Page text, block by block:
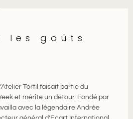
les goûts
Tortil faisait partie du
et mérite un détour. Fondé par
avec la légendaire Andrée